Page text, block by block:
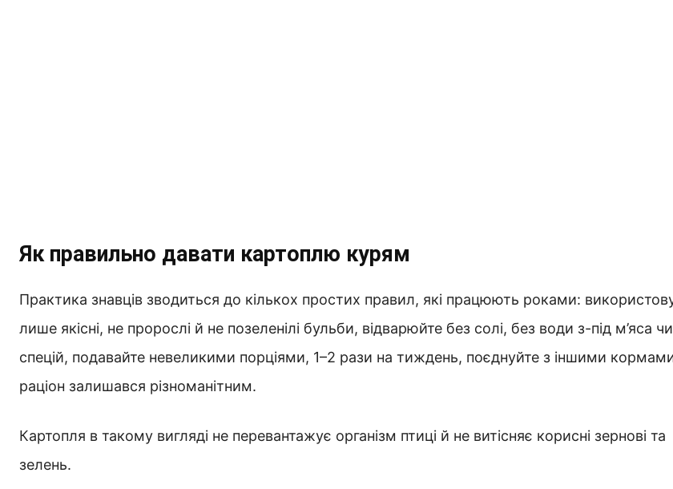
Як правильно давати картоплю курям
Практика знавців зводиться до кількох простих правил, які працюють роками:
лише якісні, не пророслі й не позеленілі бульби, відварюйте без солі, без води з-під м’яса чи
спецій, подавайте невеликими порціями, 1–2 рази на тиждень, поєднуйте з іншими
раціон залишався різноманітним.
Картопля в такому вигляді не перевантажує організм птиці й не витісняє корисні зернові та
зелень.